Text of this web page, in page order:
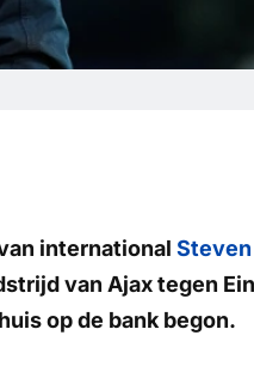
international
van Ajax tegen
op de bank begon.